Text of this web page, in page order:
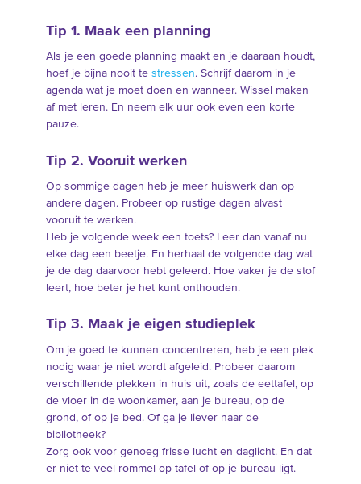
Tip 1. Maak een planning
Als je een goede planning maakt en je daaraan houdt,
hoef je bijna nooit te stressen. Schrijf daarom in je
agenda wat je moet doen en wanneer. Wissel maken
af met leren. En neem elk uur ook even een korte
pauze.
Tip 2. Vooruit werken
Op sommige dagen heb je meer huiswerk dan op
andere dagen. Probeer op rustige dagen alvast
vooruit te werken.
Heb je volgende week een toets? Leer dan vanaf nu
elke dag een beetje. En herhaal de volgende dag wat
je de dag daarvoor hebt geleerd. Hoe vaker je de stof
leert, hoe beter je het kunt onthouden.
Tip 3. Maak je eigen studieplek
Om je goed te kunnen concentreren, heb je een plek
nodig waar je niet wordt afgeleid. Probeer daarom
verschillende plekken in huis uit, zoals de eettafel, op
de vloer in de woonkamer, aan je bureau, op de
grond, of op je bed. Of ga je liever naar de
bibliotheek?
Zorg ook voor genoeg frisse lucht en daglicht. En dat
er niet te veel rommel op tafel of op je bureau ligt.